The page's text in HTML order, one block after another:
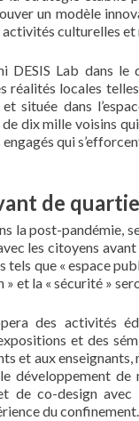
un modèle
culturelles
DESIS Lab dans
réalités locales
située dans
dix mille voisins
qui
de
la post-pandémie,
les citoyens
que « espace
» et la « sécurité »
des activités
et des
et aux
développement
de co-design
du confinement.